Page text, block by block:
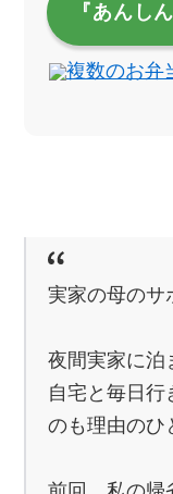
『あんし
複数のお弁
実家の母のサ
夜間実家に泊
自宅と毎日行
のも理由のひ